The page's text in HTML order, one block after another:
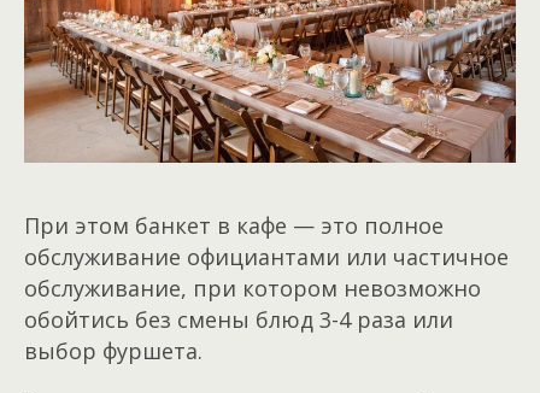
При этом банкет в кафе — это полное
обслуживание официантами или частичное
обслуживание, при котором невозможно
обойтись без смены блюд 3-4 раза или
выбор фуршета.